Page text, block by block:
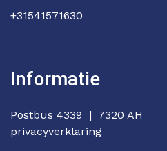
+31541571630
Informatie
Postbus 4339 | 7320 AH
privacyverklaring